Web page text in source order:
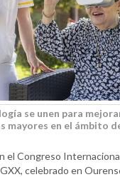
se unen para
mayores en el ámbito
el Congreso
celebrado en